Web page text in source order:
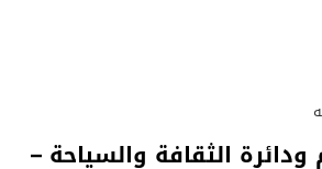
ودائرة الثقافة والسياحة –